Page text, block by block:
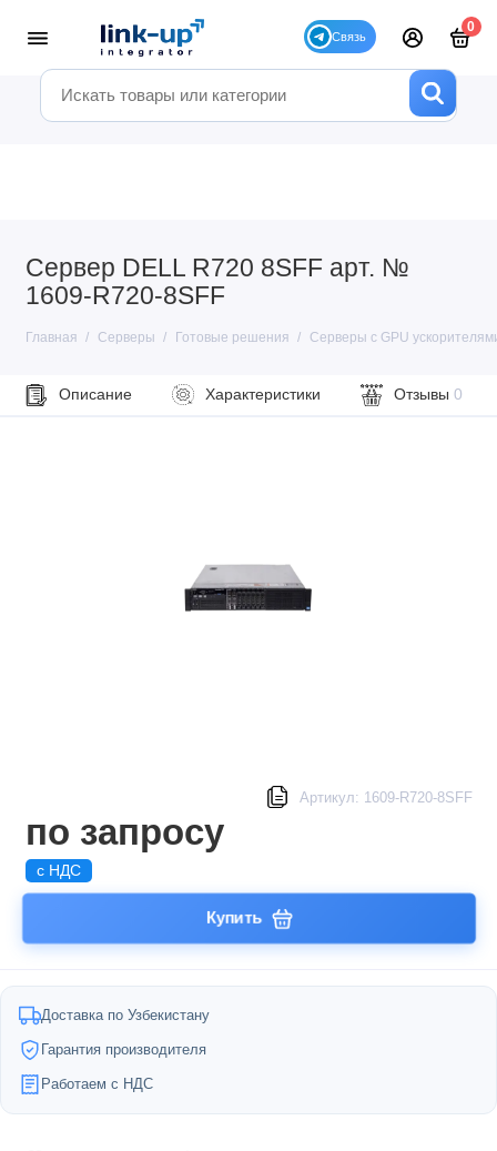
0
Сервер DELL R720 8SFF арт. №
1609-R720-8SFF
Главная Серверы Готовые решения Серверы с GPU
Описание Характеристики Отзывы 0
Артикул: 1609-R720-8SFF
по запросу
с НДС
Купить
Доставка по Узбекистану
Гарантия производителя
Работаем с НДС